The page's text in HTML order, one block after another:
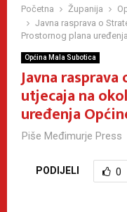
Početna Županija
Javna rasprava o
Prostornog plana
Općina Mala Subotica
Javna
utjecaja na
uređenja
Piše Međimurje Press
PODIJELI 0